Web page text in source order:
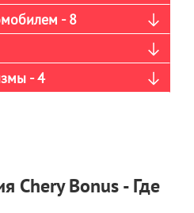
- 8
- 4
Chery Bonus - Где